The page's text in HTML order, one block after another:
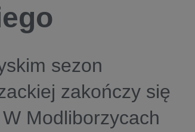
sezon
zakończy się
Modliborzycach